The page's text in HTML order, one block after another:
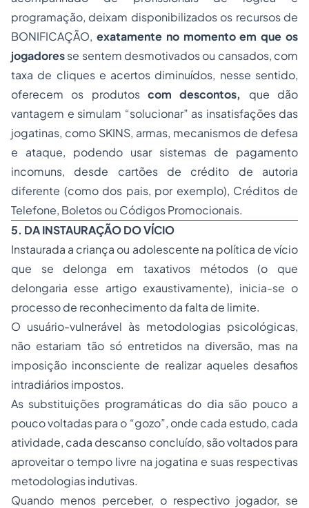
programação, deixam disponibilizados os recursos de
BONIFICAÇÃO, exatamente no momento em que os
jogadoresse sentem desmotivados ou cansados, com
taxa de cliques e acertos diminuídos, nesse sentido,
oferecem os produtos com descontos, que dão
vantagem e simulam “solucionar” as insatisfações das
jogatinas, como SKINS, armas, mecanismos de defesa
e ataque, podendo usar sistemas de pagamento
incomuns, desde cartões de crédito de autoria
diferente (como dos pais, por exemplo), Créditos de
Telefone, Boletos ou Códigos Promocionais.
5. DA INSTAURAÇÃO DO VÍCIO
Instaurada a criança ou adolescente na política de vício
que se delonga em taxativos métodos (o que
delongaria esse artigo exaustivamente), inicia-se o
processo de reconhecimento da falta de limite.
O usuário-vulnerável às metodologias psicológicas,
não estariam tão só entretidos na diversão, mas na
imposição inconsciente de realizar aqueles desafios
intradiários impostos.
As substituições programáticas do dia são pouco a
pouco voltadas para o “gozo”, onde cada estudo, cada
atividade, cada descanso concluído, são voltados para
aproveitar o tempo livre na jogatina e suas respectivas
metodologias indutivas.
Quando menos perceber, o respectivo jogador, se